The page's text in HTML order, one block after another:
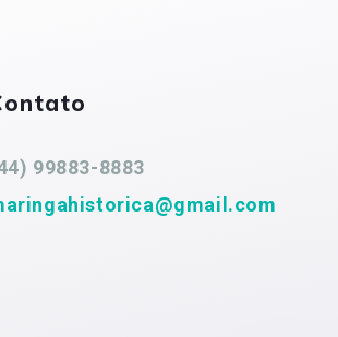
99883-8883